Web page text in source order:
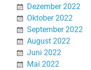
Dezember 2022
Oktober 2022
September 2022
August 2022
Juni 2022
Mai 2022